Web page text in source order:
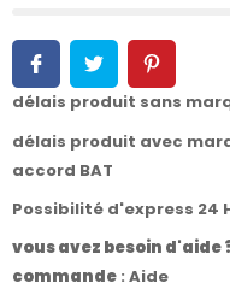
délais produit sans
délais produit avec
accord BAT
Possibilité d'express 24
vous avez besoin
commande : Aide